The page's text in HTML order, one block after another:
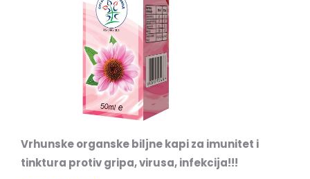
Vrhunske organske biljne kapi za imunitet i
tinktura protiv gripa, virusa, infekcija!!!